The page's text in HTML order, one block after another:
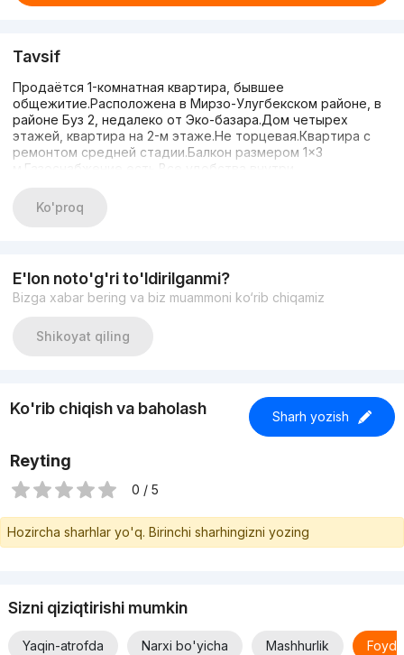
Tavsif
Продаётся 1-комнатная квартира, бывшее
общежитие.Расположена в Мирзо-Улугбекском районе, в
районе Буз 2, недалеко от Эко-базара.Дом четырех
этажей, квартира на 2-м этаже.Не торцевая.Квартира с
ремонтом средней стадии.Балкон размером 1×3
м.Газоснабжение есть.Все удобства внутри
Ko'proq
E'lon noto'g'ri to'ldirilganmi?
Bizga xabar bering va biz muammoni ko‘rib chiqamiz
Shikoyat qiling
Ko'rib chiqish va baholash Sharh yozish
Reyting
0 / 5
Hozircha sharhlar yo'q. Birinchi sharhingizni yozing
Sizni qiziqtirishi mumkin
Yaqin-atrofda Narxi bo'yicha Mashhurlik